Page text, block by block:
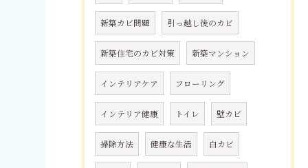
新築カビ問題 引っ越し後のカビ
新築住宅のカビ対策 新築マンション
インテリアケア フローリング
インテリア健康 トイレ 壁カビ
掃除方法 健康な生活 白カビ